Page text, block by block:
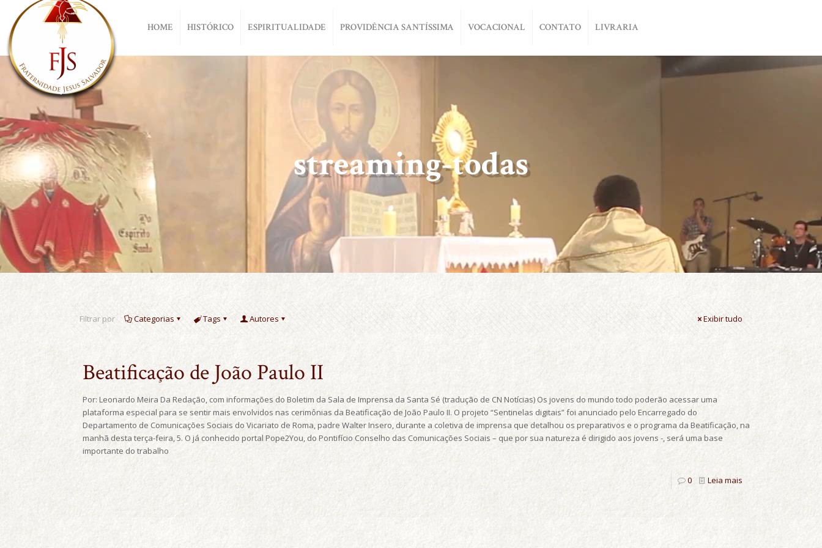
HOME HISTÓRICO ESPIRITUALIDADE PROVIDÊNCIA SANTÍSSIMA VOCACIONAL CONTATO LIVRARIA
streaming-todas
Filtrar por Categorias Tags Autores Exibir tudo
Beatificação de João Paulo II
Por: Leonardo Meira Da Redação, com informações do Boletim da Sala de Imprensa da Santa Sé (tradução de CN Notícias) Os jovens do mundo todo poderão acessar uma
plataforma especial para se sentir mais envolvidos nas cerimônias da Beatificação de João Paulo II. O projeto “Sentinelas digitais” foi anunciado pelo Encarregado do
Departamento de Comunicações Sociais do Vicariato de Roma, padre Walter Insero, durante a coletiva de imprensa que detalhou os preparativos e o programa da Beatificação, na
manhã desta terça-feira, 5. O já conhecido portal Pope2You, do Pontifício Conselho das Comunicações Sociais – que por sua natureza é dirigido aos jovens -, será uma base
importante do trabalho
0 Leia mais